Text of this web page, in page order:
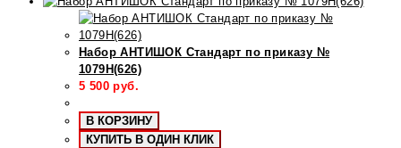
Набор АНТИШОК Стандарт по приказу №
1079Н(626)
5 500 руб.
В КОРЗИНУ
КУПИТЬ В ОДИН КЛИК